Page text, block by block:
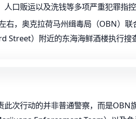
人口贩运以及洗钱等多项严重犯罪指
右，奥克拉荷马州缉毒局（OBN）
Street）附近的东海海鲜酒楼执行搜
此次行动的并非普通警察，而是OBN